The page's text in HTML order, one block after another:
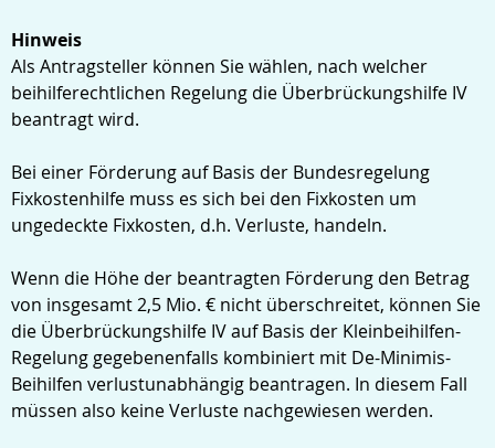
Hinweis
Als Antragsteller können Sie wählen, nach welcher
beihilferechtlichen Regelung die Überbrückungshilfe IV
beantragt wird.
Bei einer Förderung auf Basis der Bundesregelung
Fixkostenhilfe muss es sich bei den Fixkosten um
ungedeckte Fixkosten, d.h. Verluste, handeln.
Wenn die Höhe der beantragten Förderung den Betrag
von insgesamt 2,5 Mio. € nicht überschreitet, können Sie
die Überbrückungshilfe IV auf Basis der Kleinbeihilfen-
Regelung gegebenenfalls kombiniert mit De-Minimis-
Beihilfen verlustunabhängig beantragen. In diesem Fall
müssen also keine Verluste nachgewiesen werden.